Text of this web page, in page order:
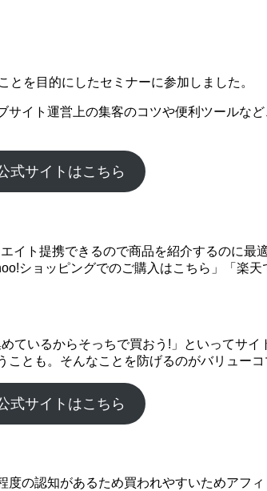
を目的にしたセミナーに参加しました。
イト運営上の集客のコツや便利ツールな
式サイトはこちら
ト提携できるので商品を紹介するのに最
ショッピングでのご購入はこちら」「楽
ているからそっちで買おう!」といってサ
とも。そんなことを防げるのがバリューコ
式サイトはこちら
の認知があるため買われやすいためアフ